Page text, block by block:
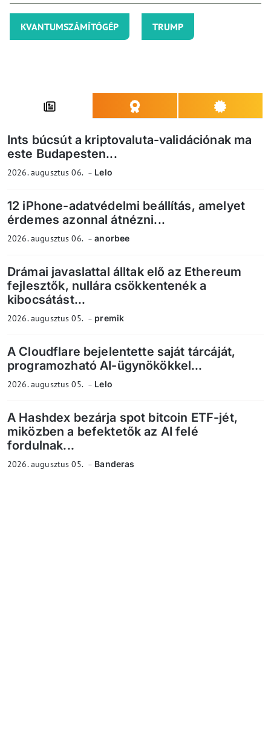
KVANTUMSZÁMÍTÓGÉP TRUMP
Ints búcsút a kriptovaluta-validációnak ma
este Budapesten...
2026. augusztus 06. Lelo
12 iPhone-adatvédelmi beállítás, amelyet
érdemes azonnal átnézni...
2026. augusztus 06. anorbee
Drámai javaslattal álltak elő az Ethereum
fejlesztők, nullára csökkentenék a
kibocsátást...
2026. augusztus 05. premik
A Cloudflare bejelentette saját tárcáját,
programozható AI-ügynökökkel...
2026. augusztus 05. Lelo
A Hashdex bezárja spot bitcoin ETF-jét,
miközben a befektetők az AI felé
fordulnak...
2026. augusztus 05. Banderas